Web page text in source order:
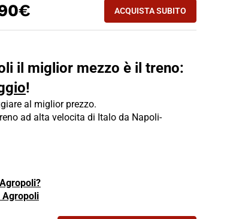
ACQUISTA SUBITOAGROPOLI - NAPOLI
il miglior mezzo è il treno:
!
al miglior prezzo.
ad alta velocita di Italo da Napoli-
Agropoli